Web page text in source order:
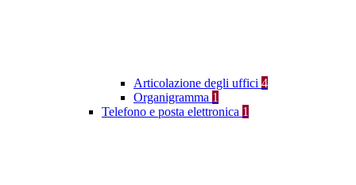
Articolazione degli uffici 4
Organigramma 1
Telefono e posta elettronica 1